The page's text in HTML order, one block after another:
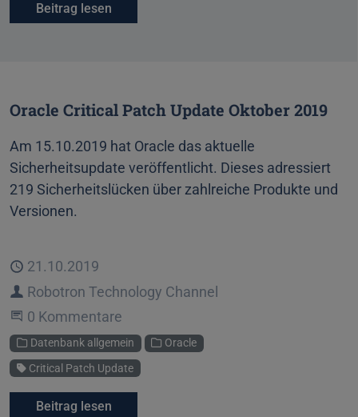
Beitrag lesen
Oracle Critical Patch Update Oktober 2019
Am 15.10.2019 hat Oracle das aktuelle
Sicherheitsupdate veröffentlicht. Dieses adressiert
219 Sicherheitslücken über zahlreiche Produkte und
Versionen.
Veröffentlicht
21.10.2019
Autor
Robotron Technology Channel
Beginne eine Unterhaltung
0 Kommentare
Kategorien
Datenbank allgemein Oracle
Schlagwort
Critical Patch Update
Beitrag lesen